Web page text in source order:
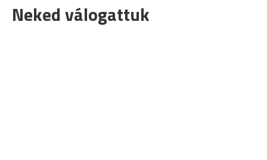
Neked válogattuk